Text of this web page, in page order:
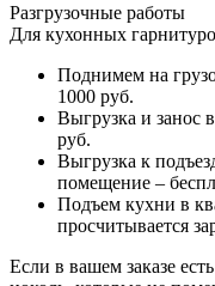
Разгрузочные работы
Для кухонных
Поднимем на
1000 руб.
Выгрузка и занос
руб.
Выгрузка к
помещение –
Подъем кухни в
просчитывается
Если в вашем заказе